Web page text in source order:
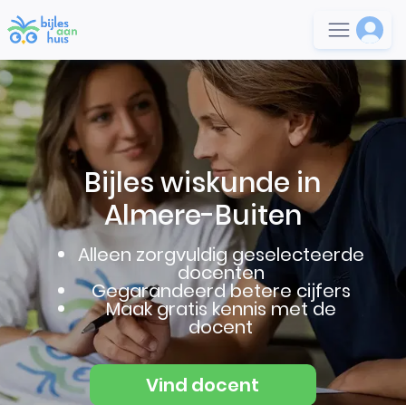
Bijles wiskunde in
Almere-Buiten
Alleen zorgvuldig geselecteerde
docenten
Gegarandeerd betere cijfers
Maak gratis kennis met de
docent
Vind docent